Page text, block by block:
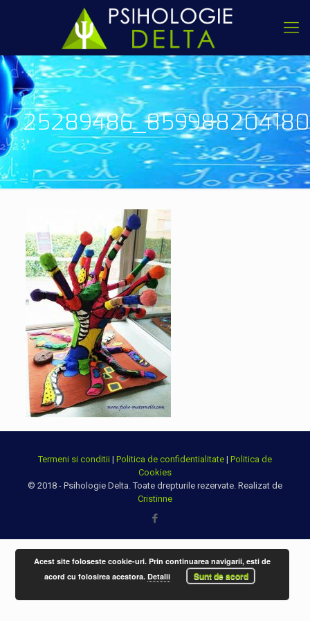
Termeni si conditii | Politica de confidentialitate | Politica de
Cookies
© 2018 - Psihologie Delta. Toate drepturile rezervate. Realizat de
Cristinne
Acest site foloseste cookie-uri. Prin continuarea navigarii, esti de
acord cu folosirea acestora.Detalii Sunt de acord